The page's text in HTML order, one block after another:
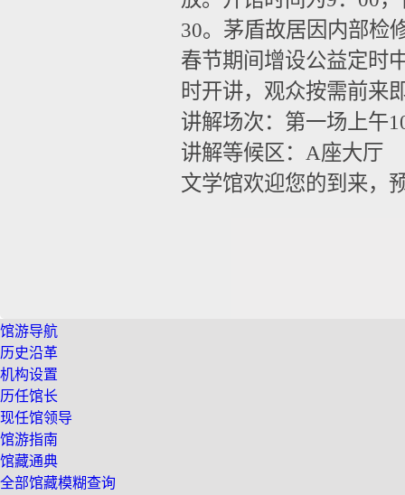
30。茅盾故居因内部检
春节期间增设公益定时
时开讲，观众按需前来
讲解场次：第一场上午
讲解等候区：A座大厅
文学馆欢迎您的到来，
馆游导航
历史沿革
机构设置
历任馆长
现任馆领导
馆游指南
馆藏通典
全部馆藏模糊查询